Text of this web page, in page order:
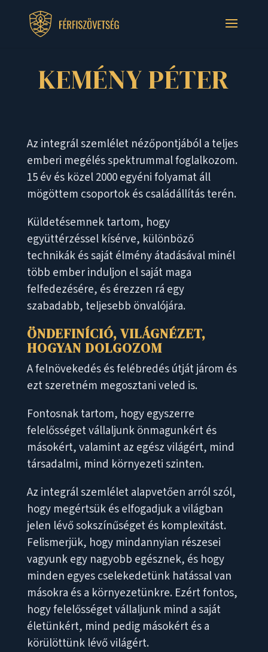
KEMÉNY PÉTER
Az integrál szemlélet nézőpontjából a teljes
emberi megélés spektrummal foglalkozom.
15 év és közel 2000 egyéni folyamat áll
mögöttem csoportok és családállítás terén.
Küldetésemnek tartom, hogy
együttérzéssel kísérve, különböző
technikák és saját élmény átadásával minél
több ember induljon el saját maga
felfedezésére, és érezzen rá egy
szabadabb, teljesebb önvalójára.
ÖNDEFINÍCIÓ, VILÁGNÉZET,
HOGYAN DOLGOZOM
A felnövekedés és felébredés útját járom és
ezt szeretném megosztani veled is.
Fontosnak tartom, hogy egyszerre
felelősséget vállaljunk önmagunkért és
másokért, valamint az egész világért, mind
társadalmi, mind környezeti szinten.
Az integrál szemlélet alapvetően arról szól,
hogy megértsük és elfogadjuk a világban
jelen lévő sokszínűséget és komplexitást.
Felismerjük, hogy mindannyian részesei
vagyunk egy nagyobb egésznek, és hogy
minden egyes cselekedetünk hatással van
másokra és a környezetünkre. Ezért fontos,
hogy felelősséget vállaljunk mind a saját
életünkért, mind pedig másokért és a
körülöttünk lévő világért.